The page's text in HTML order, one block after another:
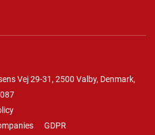
Vej 29-31, 2500 Valby, Denmark,
GDPR